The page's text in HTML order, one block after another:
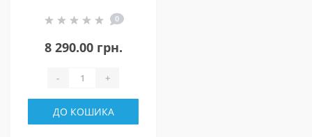
0
8 290.00 грн.
- +
ДО КОШИКА